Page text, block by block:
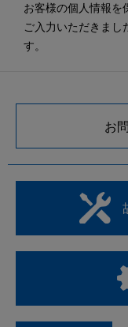
お客様の個人情報を
ご入力いただきまし
す。
お